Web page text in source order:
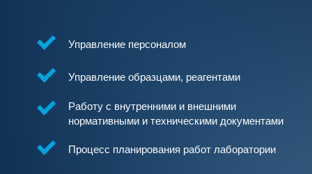
Управление персоналом
Управление образцами, реагентами
Работу с внутренними и внешними
нормативными и техническими документами
Процесс планирования работ лаборатории